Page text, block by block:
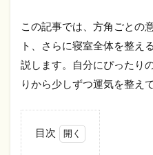
この記事では、方角ごとの
ト、さらに寝室全体を整え
説します。自分にぴったり
りから少しずつ運気を整え
目次